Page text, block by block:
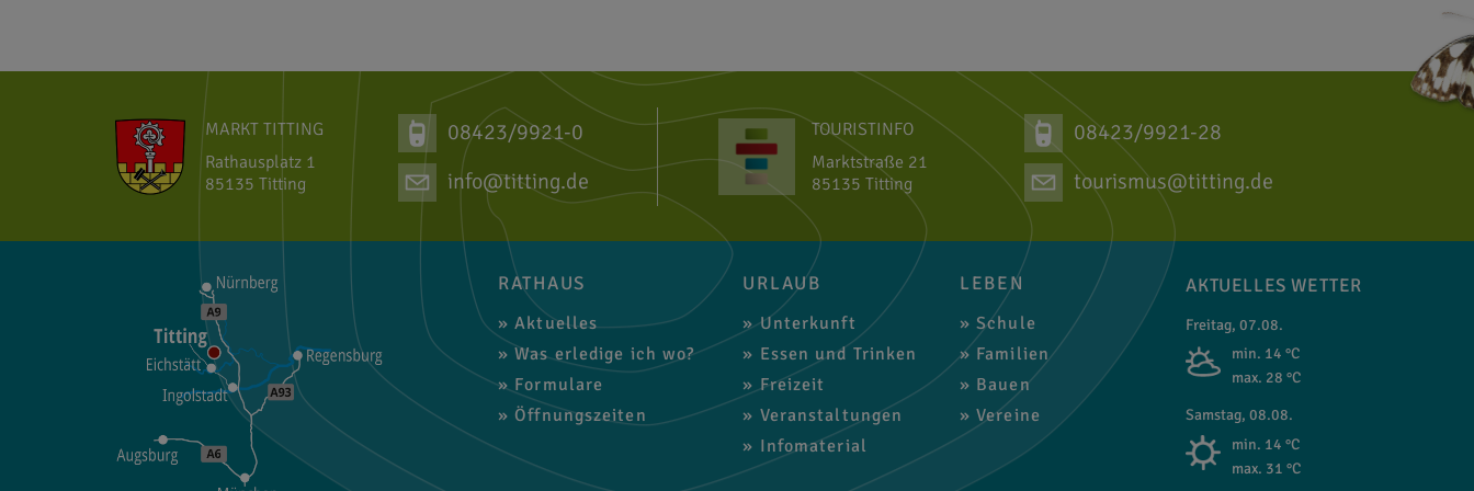
MARKT TITTING
Rathausplatz 1
85135 Titting
08423/9921-0
info@titting.de
TOURISTINFO
Marktstraße 21
85135 Titting
08423/9921-28
tourismus@titting.de
RATHAUS
Aktuelles
Was erledige ich wo?
Formulare
Öffnungszeiten
URLAUB
Unterkunft
Essen und Trinken
Freizeit
Veranstaltungen
Infomaterial
LEBEN
Schule
Familien
Bauen
Vereine
AKTUELLES WETTER
Freitag, 07.08.
min. 14 °C
max. 28 °C
Samstag, 08.08.
min. 14 °C
max. 31 °C